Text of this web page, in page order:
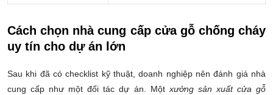
Cách chọn nhà cung cấp cửa gỗ chống cháy
uy tín cho dự án lớn
Sau khi đã có checklist kỹ thuật, doanh nghiệp nên đánh giá nhà
cung cấp như một đối tác dự án. Mộtxưởng sản xuất cửa gỗ